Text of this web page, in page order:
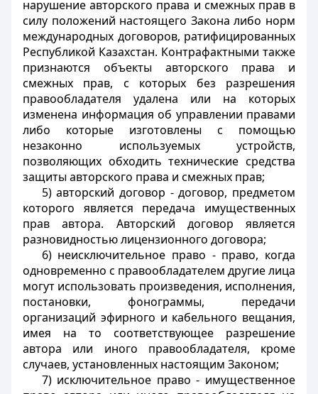
нарушение авторского права и смежных прав в
силу положений настоящего Закона либо норм
международных договоров, ратифицированных
Республикой Казахстан. Контрафактными также
признаются объекты авторского права и
смежных прав, с которых без разрешения
правообладателя удалена или на которых
изменена информация об управлении правами
либо которые изготовлены с помощью
незаконно используемых устройств,
позволяющих обходить технические средства
защиты авторского права и смежных прав;
5) авторский договор - договор, предметом
которого является передача имущественных
прав автора. Авторский договор является
разновидностью лицензионного договора;
6) неисключительное право - право, когда
одновременно с правообладателем другие лица
могут использовать произведения, исполнения,
постановки, фонограммы, передачи
организаций эфирного и кабельного вещания,
имея на то соответствующее разрешение
автора или иного правообладателя, кроме
случаев, установленных настоящим Законом;
7) исключительное право - имущественное